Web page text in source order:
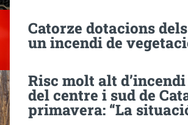
Catorze dotacions
un incendi de
Risc molt alt
del centre i sud de
primavera: “La